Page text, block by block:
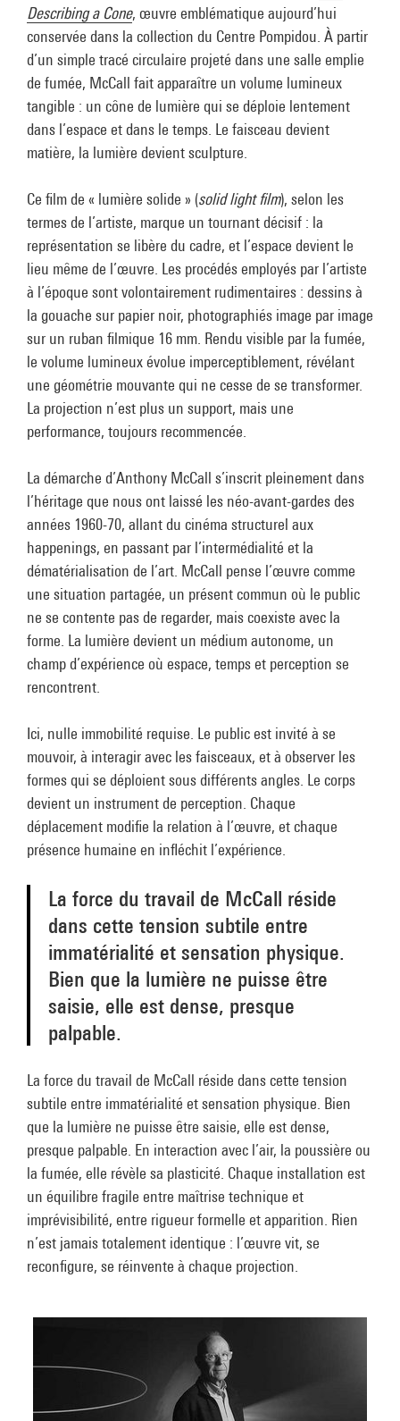
Describing a Cone, œuvre emblématique aujourd’hui
conservée dans la collection du Centre Pompidou. À partir
d’un simple tracé circulaire projeté dans une salle emplie
de fumée, McCall fait apparaître un volume lumineux
tangible : un cône de lumière qui se déploie lentement
dans l’espace et dans le temps. Le faisceau devient
matière, la lumière devient sculpture.
Ce film de « lumière solide » (solid light film), selon les
termes de l’artiste, marque un tournant décisif : la
représentation se libère du cadre, et l’espace devient le
lieu même de l’œuvre. Les procédés employés par l’artiste
à l’époque sont volontairement rudimentaires : dessins à
la gouache sur papier noir, photographiés image par image
sur un ruban filmique 16 mm. Rendu visible par la fumée,
le volume lumineux évolue imperceptiblement, révélant
une géométrie mouvante qui ne cesse de se transformer.
La projection n’est plus un support, mais une
performance, toujours recommencée.
La démarche d’Anthony McCall s’inscrit pleinement dans
l’héritage que nous ont laissé les néo-avant-gardes des
années 1960-70, allant du cinéma structurel aux
happenings, en passant par l’intermédialité et la
dématérialisation de l’art. McCall pense l’œuvre comme
une situation partagée, un présent commun où le public
ne se contente pas de regarder, mais coexiste avec la
forme. La lumière devient un médium autonome, un
champ d’expérience où espace, temps et perception se
rencontrent.
Ici, nulle immobilité requise. Le public est invité à se
mouvoir, à interagir avec les faisceaux, et à observer les
formes qui se déploient sous différents angles. Le corps
devient un instrument de perception. Chaque
déplacement modifie la relation à l’œuvre, et chaque
présence humaine en infléchit l’expérience.
La force du travail de McCall réside
dans cette tension subtile entre
immatérialité et sensation physique.
Bien que la lumière ne puisse être
saisie, elle est dense, presque
palpable.
La force du travail de McCall réside dans cette tension
subtile entre immatérialité et sensation physique. Bien
que la lumière ne puisse être saisie, elle est dense,
presque palpable. En interaction avec l’air, la poussière ou
la fumée, elle révèle sa plasticité. Chaque installation est
un équilibre fragile entre maîtrise technique et
imprévisibilité, entre rigueur formelle et apparition. Rien
n’est jamais totalement identique : l’œuvre vit, se
reconfigure, se réinvente à chaque projection.